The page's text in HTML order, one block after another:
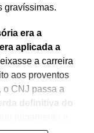
gravíssimas.
era a
aplicada a
a carreira
aos proventos
o CNJ passa a
definitiva do